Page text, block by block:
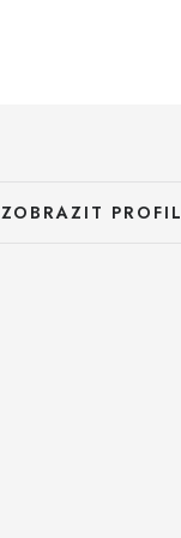
ZOBRAZIT PROFIL